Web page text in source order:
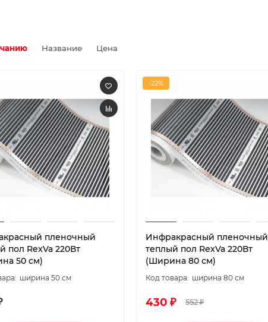
Название Цена
пленочный
пол RexVa 220Вт
50 см)
ширина 50 см
-22%
Инфракрасный пленочный
теплый пол RexVa 220Вт
(Ширина 80 см)
ширина 80 см
430 ₽ 552 ₽